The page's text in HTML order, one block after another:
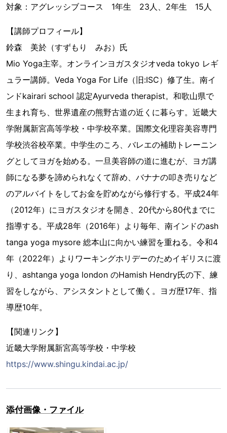
対象：アグレッシブコース 1年生 23人、2年生 15人
【講師プロフィール】
鈴森 美於（すずもり みお）氏
Mio Yoga主宰。オンラインヨガスタジオveda tokyo レギ
ュラー講師。Veda Yoga For Life（旧:ISC）修了生。南イ
ンドkairari school 認定Ayurveda therapist。和歌山県で
生まれ育ち、世界遺産の熊野古道の近くに暮らす。近畿大
学附属新宮高等学校・中学校卒業。国際文化理容美容専門
学校渋谷校卒業。中学生のころ、バレエの補助トレーニン
グとしてヨガを始める。一旦美容師の道に進むが、ヨガ講
師になる夢を諦められなくて辞め、バナナの叩き売りなど
のアルバイトをしてお金を貯めながら修行する。平成24年
（2012年）にヨガスタジオを開き、20代から80代までに
指導する。平成28年（2016年）より毎年、南インドのash
tanga yoga mysore 総本山に向かい練習を重ねる。令和4
年（2022年）よりワーキングホリデーのためイギリスに渡
り、ashtanga yoga london のHamish Hendry氏の下、練
習をしながら、アシスタントとして働く。ヨガ歴17年、指
導歴10年。
【関連リンク】
近畿大学附属新宮高等学校・中学校
https://www.shingu.kindai.ac.jp/
添付画像・ファイル